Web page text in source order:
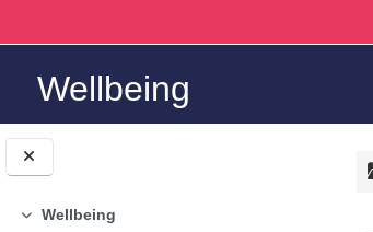
Minimalizuj
Wellbeing
Wellbeing